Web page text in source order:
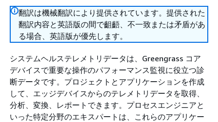
翻訳は機械翻訳により提供されています。提供された
翻訳内容と英語版の間で齟齬、不一致または矛盾があ
る場合、英語版が優先します。
システムヘルステレメトリデータは、Greengrass コア
デバイスで重要な操作のパフォーマンス監視に役立つ診
断データです。プロジェクトとアプリケーションを作成
して、エッジデバイスからのテレメトリデータを取得、
分析、変換、レポートできます。プロセスエンジニアと
いった特定分野のエキスパートは、これらのアプリケー